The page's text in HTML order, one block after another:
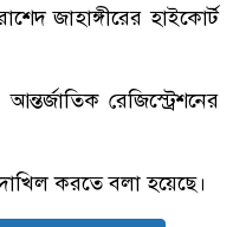
জাহাঙ্গীরের হাইকোর্ট
রেজিস্ট্রেশনের
করতে বলা হয়েছে।